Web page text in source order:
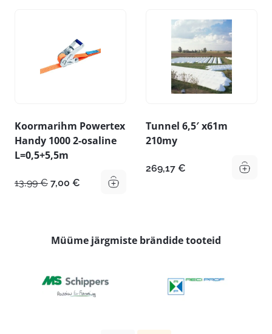
Koormarihm Powertex
Handy 1000 2-osaline
L=0,5+5,5m
13,99€ Algne
7,00 € Praegune
Tunnel 6,5′ x61m
210my
269,17 €
Müüme järgmiste brändide tooteid